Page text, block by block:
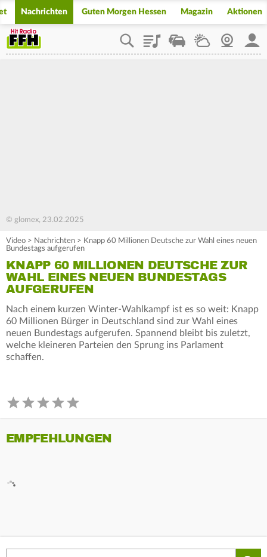
Nachrichten Guten Morgen Hessen Magazin Aktionen
PlaylistStaupilotWetterWebcam
© glomex, 23.02.2025
Video > Nachrichten > Knapp 60 Millionen Deutsche zur Wahl eines neuen
Bundestags aufgerufen
KNAPP 60 MILLIONEN DEUTSCHE ZUR
WAHL EINES NEUEN BUNDESTAGS
AUFGERUFEN
Nach einem kurzen Winter-Wahlkampf ist es so weit: Knapp
60 Millionen Bürger in Deutschland sind zur Wahl eines
neuen Bundestags aufgerufen. Spannend bleibt bis zuletzt,
welche kleineren Parteien den Sprung ins Parlament
schaffen.
EMPFEHLUNGEN